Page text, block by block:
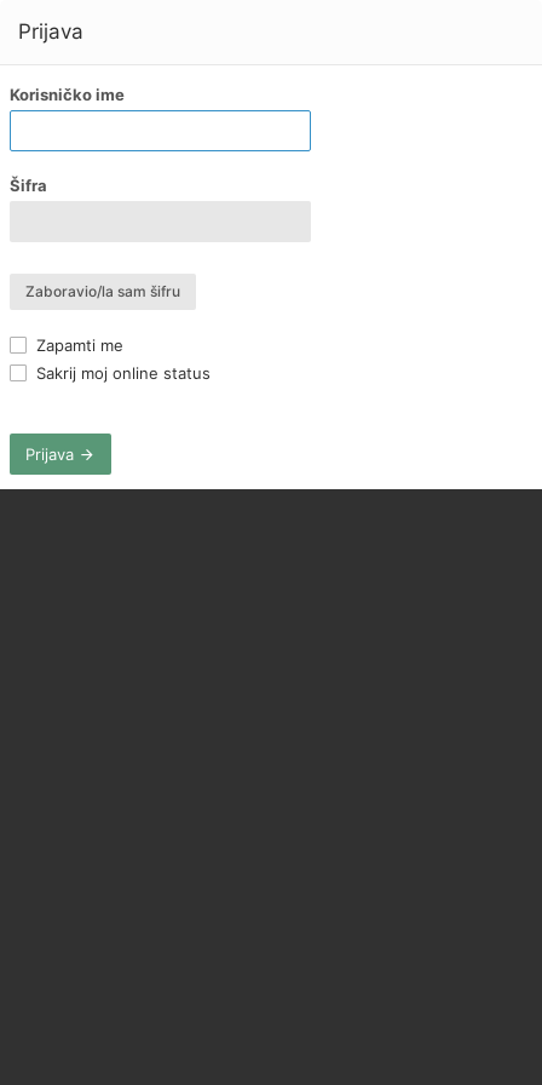
Prijava
Korisničko ime
Šifra
Zaboravio/la sam šifru
Zapamti me
Sakrij moj online status
Prijava